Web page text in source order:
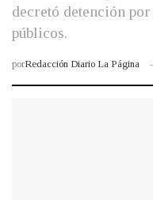
decretó detención
públicos.
porRedacción Diario La Página